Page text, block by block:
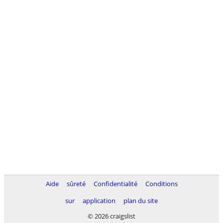
Aide sûreté Confidentialité
Conditions
sur
application
plan du site
© 2026 craigslist